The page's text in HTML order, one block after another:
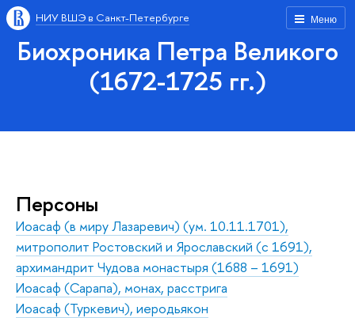
Меню
НИУ ВШЭ в Санкт-Петербурге
Биохроника Петра Великого
(1672-1725 гг.)
Персоны
Иоасаф (в миру Лазаревич) (ум. 10.11.1701),
митрополит Ростовский и Ярославский (с 1691),
архимандрит Чудова монастыря (1688 – 1691)
Иоасаф (Сарапа), монах, расстрига
Иоасаф (Туркевич), иеродьякон